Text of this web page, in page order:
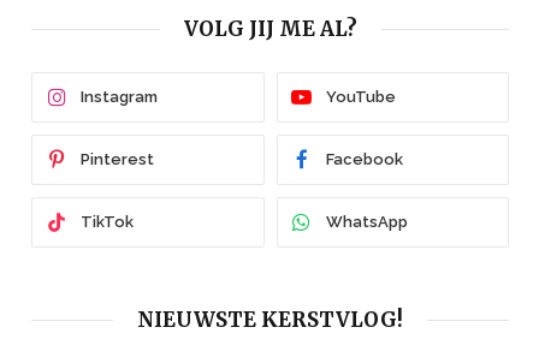
VOLG JIJ ME AL?
Instagram YouTube
Pinterest Facebook
TikTok WhatsApp
NIEUWSTE KERSTVLOG!